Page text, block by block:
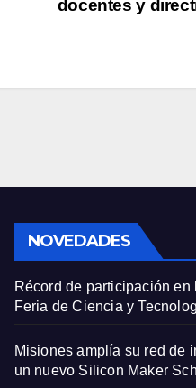
docentes y
NOVEDADES
Récord de participación
Feria de Ciencia y
Misiones amplía su red de
un nuevo Silicon Maker